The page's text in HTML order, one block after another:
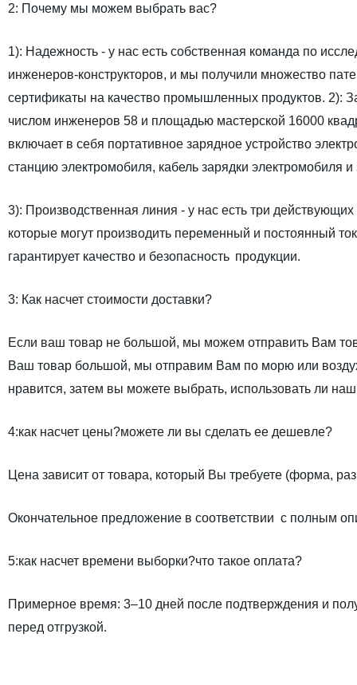
2: Почему мы можем выбрать вас?
1): Надежность - у нас есть собственная команда по
инженеров-конструкторов, и мы получили множество
сертификаты на качество промышленных продуктов. 2):
числом инженеров 58 и площадью мастерской 16000
включает в себя портативное зарядное устройство
станцию электромобиля, кабель зарядки электромобиля и
3): Производственная линия - у нас есть три
которые могут производить переменный и постоянный
гарантирует качество и безопасность продукции.
3: Как насчет стоимости доставки?
Если ваш товар не большой, мы можем отправить Вам
Ваш товар большой, мы отправим Вам по морю или
нравится, затем вы можете выбрать, использовать ли
4:как насчет цены?можете ли вы сделать ее дешевле?
Цена зависит от товара, который Вы требуете (форма,
Окончательное предложение в соответствии с полным
5:как насчет времени выборки?что такое оплата?
Примерное время: 3–10 дней после подтверждения и
перед отгрузкой.